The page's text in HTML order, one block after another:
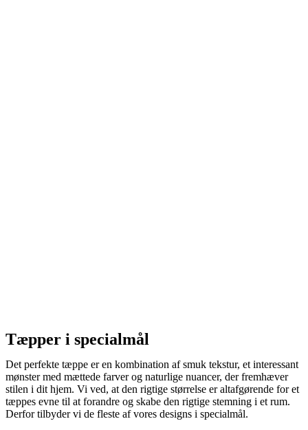
Tæpper i specialmål
Det perfekte tæppe er en kombination af smuk tekstur, et interessant
mønster med mættede farver og naturlige nuancer, der fremhæver
stilen i dit hjem. Vi ved, at den rigtige størrelse er altafgørende for et
tæppes evne til at forandre og skabe den rigtige stemning i et rum.
Derfor tilbyder vi de fleste af vores designs i specialmål.